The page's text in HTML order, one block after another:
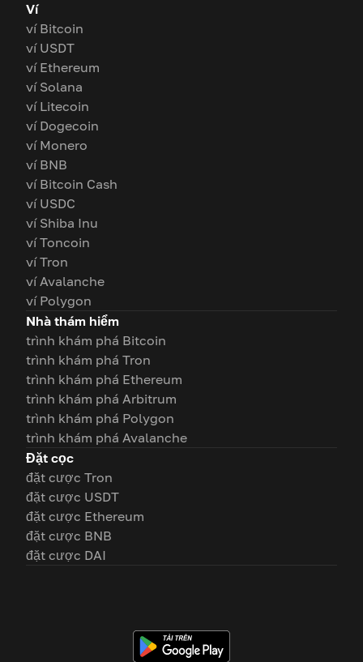
Ví
ví Bitcoin
ví USDT
ví Ethereum
ví Solana
ví Litecoin
ví Dogecoin
ví Monero
ví BNB
ví Bitcoin Cash
ví USDC
ví Shiba Inu
ví Toncoin
ví Tron
ví Avalanche
ví Polygon
Nhà thám hiểm
trình khám phá Bitcoin
trình khám phá Tron
trình khám phá Ethereum
trình khám phá Arbitrum
trình khám phá Polygon
trình khám phá Avalanche
Đặt cọc
đặt cược Tron
đặt cược USDT
đặt cược Ethereum
đặt cược BNB
đặt cược DAI